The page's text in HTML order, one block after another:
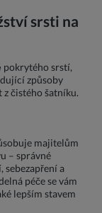
srsti na
pokrytého srstí,
způsoby
z čistého šatníku.
majitelům
– správné
sebezapření a
péče se vám
lepším stavem